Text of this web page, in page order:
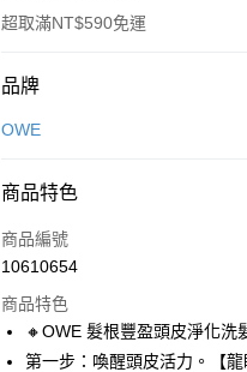
超取滿NT$590免運
付款方式
信用卡一次付款
Apple Pay
街口支付
悠遊付
品牌
OWE
商品特色
商品編號
10610654
商品特色
🔸OWE 髮根豐盈頭皮淨化洗
第一步：喚醒頭皮活力。【